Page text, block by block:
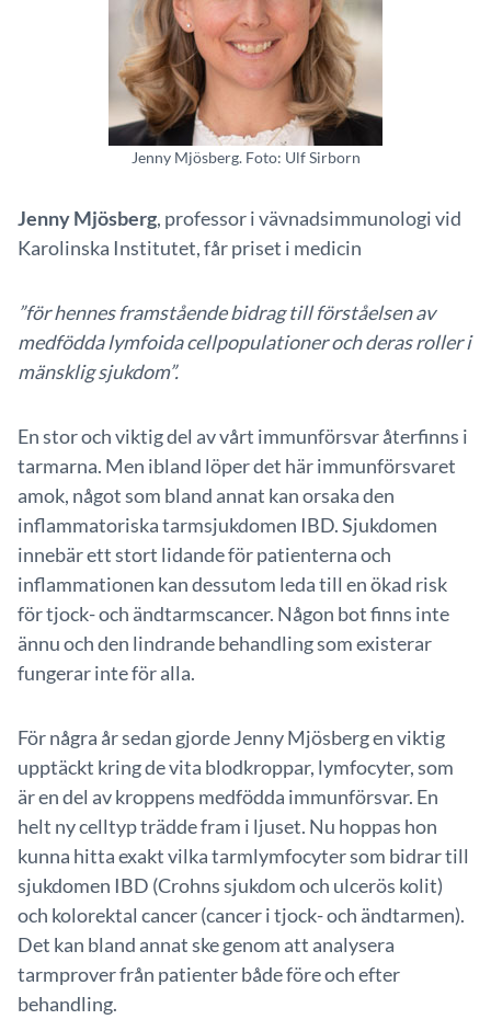
Jenny Mjösberg. Foto: Ulf Sirborn
Jenny Mjösberg, professor i vävnadsimmunologi vid
Karolinska Institutet, får priset i medicin
”för hennes framstående bidrag till förståelsen av
medfödda lymfoida cellpopulationer och deras roller i
mänsklig sjukdom”.
En stor och viktig del av vårt immunförsvar återfinns i
tarmarna. Men ibland löper det här immunförsvaret
amok, något som bland annat kan orsaka den
inflammatoriska tarmsjukdomen IBD. Sjukdomen
innebär ett stort lidande för patienterna och
inflammationen kan dessutom leda till en ökad risk
för tjock- och ändtarmscancer. Någon bot finns inte
ännu och den lindrande behandling som existerar
fungerar inte för alla.
För några år sedan gjorde Jenny Mjösberg en viktig
upptäckt kring de vita blodkroppar, lymfocyter, som
är en del av kroppens medfödda immunförsvar. En
helt ny celltyp trädde fram i ljuset. Nu hoppas hon
kunna hitta exakt vilka tarmlymfocyter som bidrar till
sjukdomen IBD (Crohns sjukdom och ulcerös kolit)
och kolorektal cancer (cancer i tjock- och ändtarmen).
Det kan bland annat ske genom att analysera
tarmprover från patienter både före och efter
behandling.